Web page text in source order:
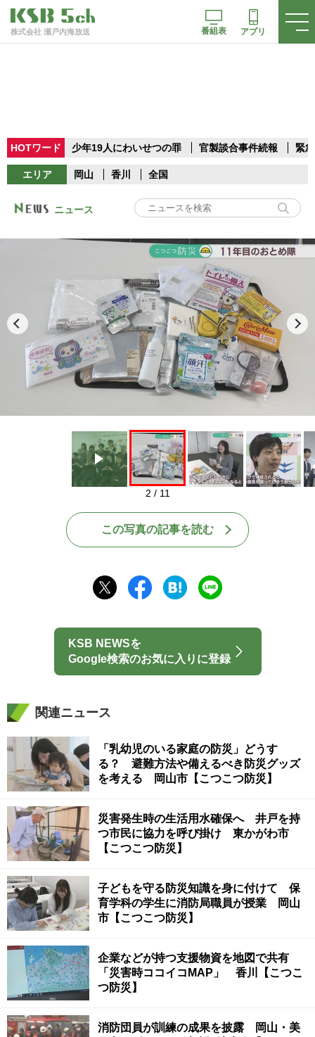
株式会社 瀬戸内海放送 番組表 アプリ
HOTワード 少年19人にわいせつの罪 官製談合事件続報 緊
エリア 岡山 香川 全国
ニュース
Play
2 / 11
この写真の記事を読む
KSB NEWSを
Google検索のお気に入りに登録
関連ニュース
「乳幼児のいる家庭の防災」どうす
る？ 避難方法や備えるべき防災グッズ
を考える 岡山市【こつこつ防災】
災害発生時の生活用水確保へ 井戸を持
つ市民に協力を呼び掛け 東かがわ市
【こつこつ防災】
子どもを守る防災知識を身に付けて 保
育学科の学生に消防局職員が授業 岡山
市【こつこつ防災】
企業などが持つ支援物資を地図で共有
「災害時ココイコMAP」 香川【こつこ
つ防災】
消防団員が訓練の成果を披露 岡山・美